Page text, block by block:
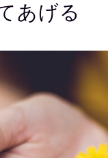
あげる